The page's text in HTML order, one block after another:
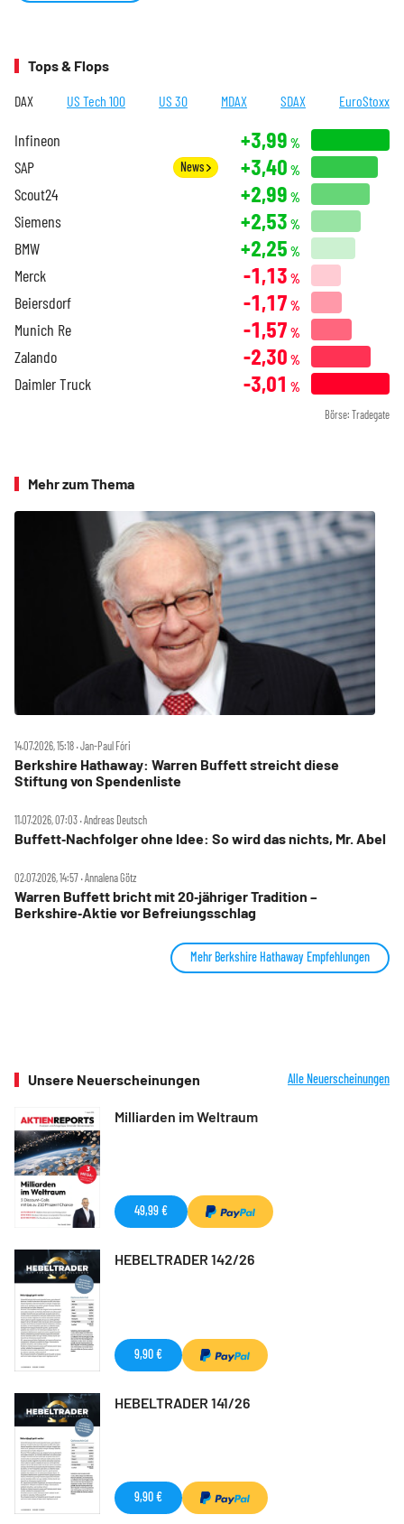
Tops & Flops
DAX US Tech 100 US 30 MDAX SDAX EuroStoxx
Infineon +3,99 %
SAP News +3,40 %
Scout24 +2,99 %
Siemens +2,53 %
BMW +2,25 %
Merck -1,13 %
Beiersdorf -1,17 %
Munich Re -1,57 %
Zalando -2,30 %
Daimler Truck -3,01 %
Börse: Tradegate
Mehr zum Thema
14.07.2026, 15:18 ‧ Jan-Paul Fóri
Berkshire Hathaway: Warren Buffett streicht diese
Stiftung von Spendenliste
11.07.2026, 07:03 ‧ Andreas Deutsch
Buffett‑Nachfolger ohne Idee: So wird das nichts, Mr. Abel
02.07.2026, 14:57 ‧ Annalena Götz
Warren Buffett bricht mit 20‑jähriger Tradition –
Berkshire‑Aktie vor Befreiungsschlag
Mehr Berkshire Hathaway Empfehlungen
Unsere Neuerscheinungen Alle Neuerscheinungen
Milliarden im Weltraum
49,99 €
HEBELTRADER 142/26
9,90 €
HEBELTRADER 141/26
9,90 €